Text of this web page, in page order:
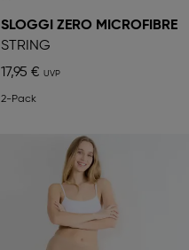
SLOGGI ZERO MICROFIBRE
STRING
17,95 €
2-Pack